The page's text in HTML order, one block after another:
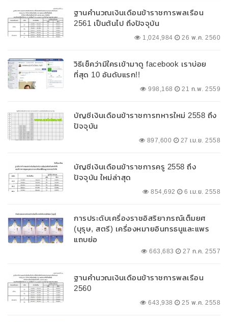
ฐานคำนวณเงินเดือนข้าราชการพลเรือน
2561 เป็นต้นไป ถึงปัจจุบัน
1,024,984 26 พ.ค. 2560
วิธีเช็คว่ามีใครเข้ามาดู facebook เราบ่อย
ที่สุด 10 อันดับแรก!!
998,168 21 ก.พ. 2559
บัญชีเงินเดือนข้าราชการทหารใหม่ 2558 ถึง
ปัจจุบัน
897,600 27 เม.ย. 2558
บัญชีเงินเดือนข้าราชการครู 2558 ถึง
ปัจจุบัน ใหม่ล่าสุด
854,692 6 เม.ย. 2558
การประดับเครื่องราชอิสริยาภรณ์เต็มยศ
(บุรุษ, สตรี) เครื่องหมายอินทรธนูและแพร
แถบย่อ
663,683 27 ก.ค. 2557
ฐานคำนวณเงินเดือนข้าราชการพลเรือน
2560
643,938 25 พ.ค. 2558